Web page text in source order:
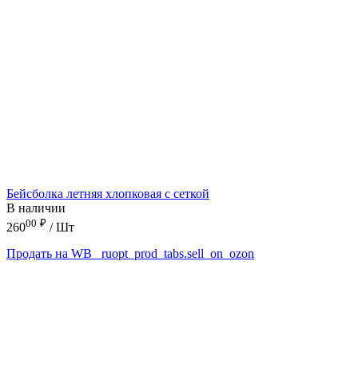
Бейсболка летняя хлопковая с сеткой
В наличии
26000 ₽ / Шт
Продать на WB
_ruopt_prod_tabs.sell_on_ozon